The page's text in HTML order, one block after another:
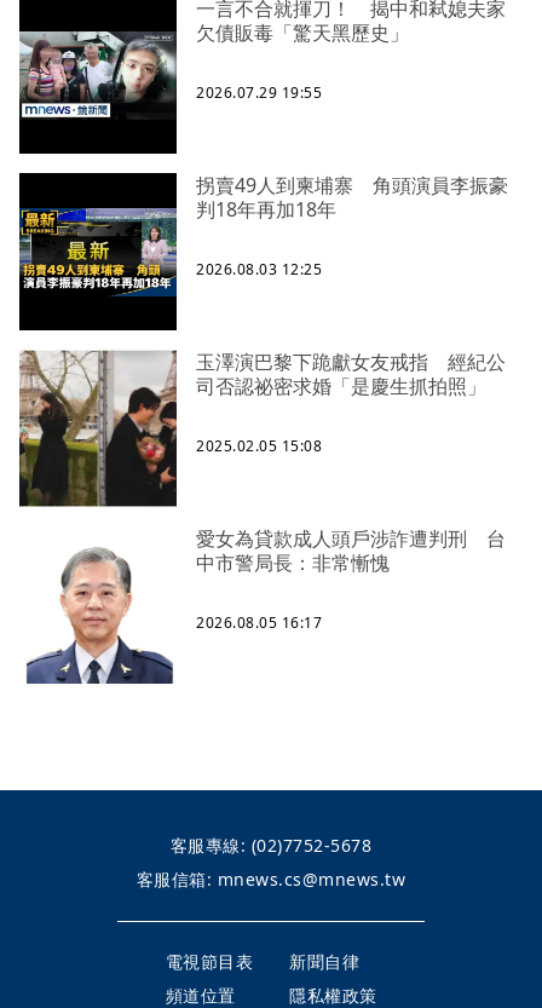
一言不合就揮刀！ 揭中和弒媳夫家
欠債販毒「驚天黑歷史」
2026.07.29 19:55
拐賣49人到柬埔寨 角頭演員李振豪
判18年再加18年
2026.08.03 12:25
玉澤演巴黎下跪獻女友戒指 經紀公
司否認祕密求婚「是慶生抓拍照」
2025.02.05 15:08
愛女為貸款成人頭戶涉詐遭判刑 台
中市警局長：非常慚愧
2026.08.05 16:17
客服專線: (02)7752-5678
客服信箱: mnews.cs@mnews.tw
電視節目表
新聞自律
頻道位置
隱私權政策